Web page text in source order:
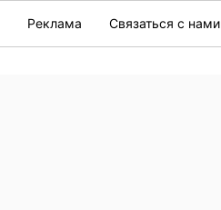
Реклама Связаться с нами